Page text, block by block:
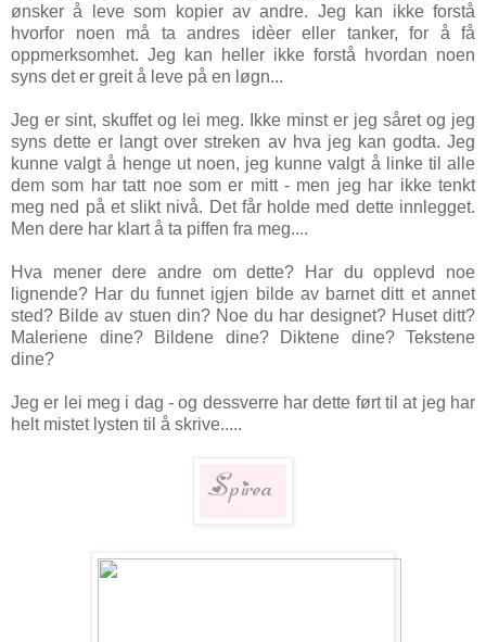
ønsker å leve som kopier av andre. Jeg kan ikke forstå
hvorfor noen må ta andres idèer eller tanker, for å få
oppmerksomhet. Jeg kan heller ikke forstå hvordan noen
syns det er greit å leve på en løgn...
Jeg er sint, skuffet og lei meg. Ikke minst er jeg såret og jeg
syns dette er langt over streken av hva jeg kan godta. Jeg
kunne valgt å henge ut noen, jeg kunne valgt å linke til alle
dem som har tatt noe som er mitt - men jeg har ikke tenkt
meg ned på et slikt nivå. Det får holde med dette innlegget.
Men dere har klart å ta piffen fra meg....
Hva mener dere andre om dette? Har du opplevd noe
lignende? Har du funnet igjen bilde av barnet ditt et annet
sted? Bilde av stuen din? Noe du har designet? Huset ditt?
Maleriene dine? Bildene dine? Diktene dine? Tekstene
dine?
Jeg er lei meg i dag - og dessverre har dette ført til at jeg har
helt mistet lysten til å skrive.....